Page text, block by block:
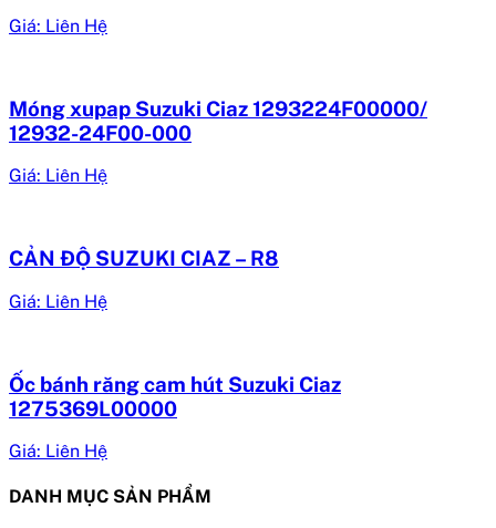
Giá: Liên Hệ
Móng xupap Suzuki Ciaz 1293224F00000/
12932-24F00-000
Giá: Liên Hệ
CẢN ĐỘ SUZUKI CIAZ – R8
Giá: Liên Hệ
Ốc bánh răng cam hút Suzuki Ciaz
1275369L00000
Giá: Liên Hệ
DANH MỤC SẢN PHẨM